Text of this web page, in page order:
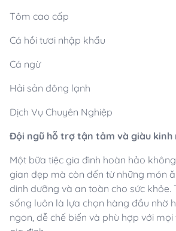
Tôm cao cấp
Cá hồi tươi nhập khẩu
Cá ngừ
Hải sản đông lạnh
Dịch Vụ Chuyên Nghiệp
Đội ngũ hỗ trợ tận tâm và giàu kinh
Một bữa tiệc gia đình hoàn hảo
gian đẹp mà còn đến từ những món
dinh dưỡng và an toàn cho sức khỏe.
sống luôn là lựa chọn hàng đầu nhờ
ngon, dễ chế biến và phù hợp với